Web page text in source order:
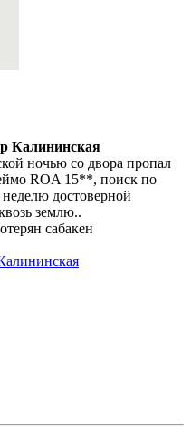
Калининская
ночью со двора пропал
ROA 15**, поиск по
достоверной
землю..
сабакен